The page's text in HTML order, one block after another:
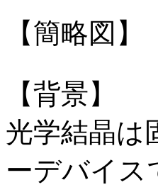
【簡略図】
【背景】
光学結晶は
ーデバイス